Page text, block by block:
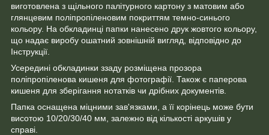
виготовлена з щільного палітурного картону з матовим або
глянцевим поліпропіленовим покриттям темно-синього
кольору. На обкладинці папки нанесено друк жовтого кольору,
що надає виробу ошатний зовнішній вигляд, відповідно до
Інструкції.
Усередині обкладинки ззаду розміщена прозора
поліпропіленова кишеня для фотографії. Також є паперова
кишеня для зберігання нотатків чи дрібних документів.
Папка оснащена міцними зав'язками, а її корінець може бути
висотою 10/20/30/40 мм, залежно від кількості аркушів у
справі.